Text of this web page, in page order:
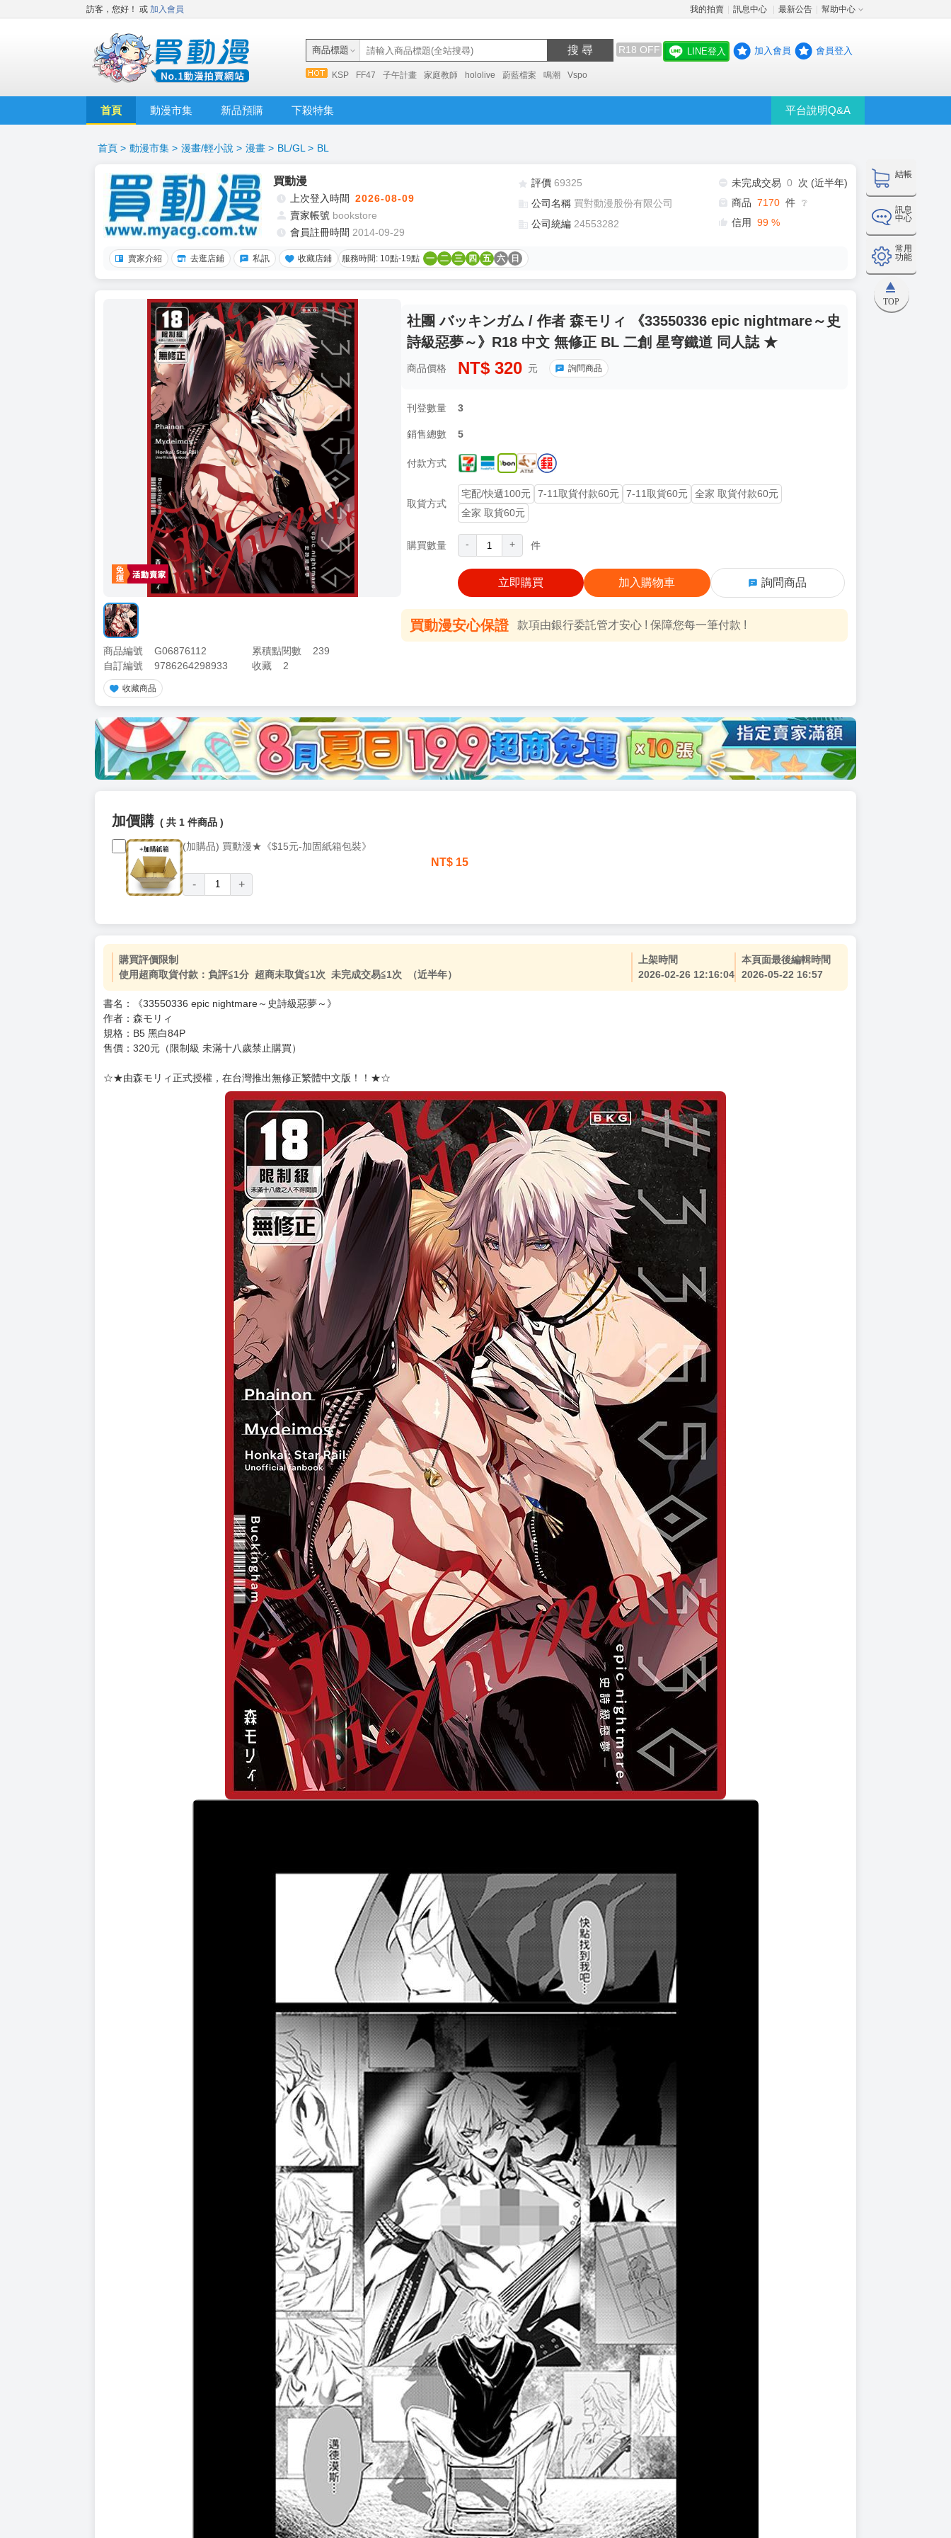
訪客，您好！ 或 加入會員 我的拍賣 訊息中心 最新公告 幫助中心
商品標題 搜 尋 R18 OFF
KSP FF47 子午計畫 家庭教師 hololive 蔚藍檔案 鳴潮 Vspo
LINE登入 加入會員 會員登入
首頁 動漫市集 新品預購 下殺特集 平台說明Q&A
結帳
訊息
中心
常用
功能
TOP
首頁 > 動漫市集 > 漫畫/輕小說 > 漫畫 > BL/GL > BL
買動漫
上次登入時間 2026-08-09
賣家帳號 bookstore
會員註冊時間 2014-09-29
評價 69325
公司名稱 買對動漫股份有限公司
公司統編 24553282
未完成交易 0
次 (近半年)
商品 7170 件 ❔
信用 99 %
賣家介紹 去逛店鋪 私訊 收藏店鋪 服務時間: 10點-19點 一 二 三 四 五 六 日
商品編號 G06876112 累積點閱數
239
自訂編號
9786264298933 收藏 2
收藏商品
社團 バッキンガム / 作者 森モリィ 《33550336 epic nightmare～史
詩級惡夢～》R18 中文 無修正 BL 二創 星穹鐵道 同人誌 ★
商品價格 NT$ 320 元 詢問商品
刊登數量 3
銷售總數 5
付款方式
取貨方式
宅配/快遞100元 7-11取貨付款60元 7-11取貨60元
全家 取貨付款60元
全家 取貨60元
購買數量 - + 件
立即購買 加入購物車 詢問商品
買動漫安心保證 款項由銀行委託管才安心 ! 保障您每一筆付款 !
加價購 ( 共 1 件商品 )
(加購品) 買動漫★《$15元-加固紙箱包裝》
NT$ 15
-
+
購買評價限制
使用超商取貨付款：負評≦1分 超商未取貨≦1次 未完成交易≦1次 （近半年）
上架時間
2026-02-26 12:16:04
本頁面最後編輯時間
2026-05-22 16:57
書名：《33550336 epic nightmare～史詩級惡夢～》
作者：森モリィ
規格：B5 黑白84P
售價：320元（限制級 未滿十八歲禁止購買）
☆★由森モリィ正式授權，在台灣推出無修正繁體中文版！！★☆